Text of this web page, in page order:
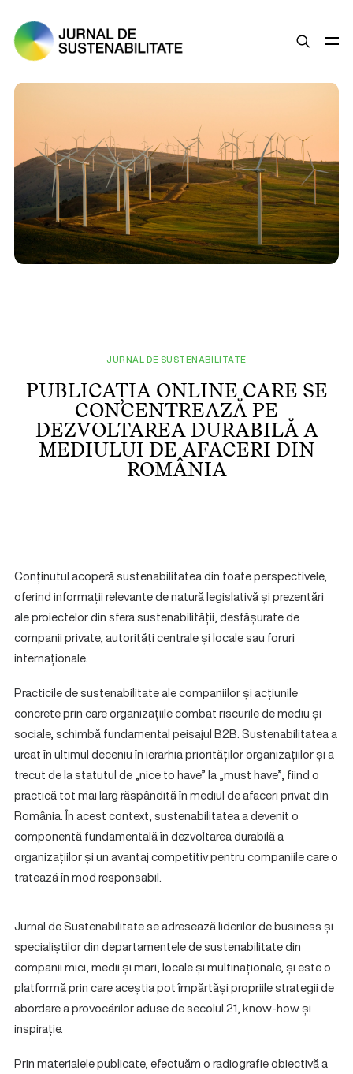
ȘTIRI
OPINII
ESG
LEGISLAȚIE
BUNE PRACTICI
COMPANII SUSTENABILE
JURNAL DE SUSTENABILITATE
PUBLICAȚIA ONLINE CARE SE
CONCENTREAZĂ PE
DEZVOLTAREA DURABILĂ A
MEDIULUI DE AFACERI DIN
ROMÂNIA
Conținutul acoperă sustenabilitatea din toate perspectivele,
oferind informații relevante de natură legislativă și prezentări
ale proiectelor din sfera sustenabilității, desfășurate de
companii private, autorități centrale și locale sau foruri
internaționale.
Practicile de sustenabilitate ale companiilor și acțiunile
concrete prin care organizațiile combat riscurile de mediu și
sociale, schimbă fundamental peisajul B2B. Sustenabilitatea a
urcat în ultimul deceniu în ierarhia priorităților organizațiilor și a
trecut de la statutul de „nice to have” la „must have”, fiind o
practică tot mai larg răspândită în mediul de afaceri privat din
România. În acest context, sustenabilitatea a devenit o
componentă fundamentală în dezvoltarea durabilă a
organizațiilor și un avantaj competitiv pentru companiile care o
tratează în mod responsabil.
Jurnal de Sustenabilitate se adresează liderilor de business și
specialiștilor din departamentele de sustenabilitate din
companii mici, medii și mari, locale și multinaționale, și este o
platformă prin care aceștia pot împărtăși propriile strategii de
abordare a provocărilor aduse de secolul 21, know-how și
inspirație.
Prin materialele publicate, efectuăm o radiografie obiectivă a